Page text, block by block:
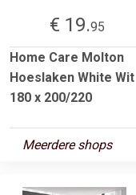
€ 19.95
Home Care Molton
Hoeslaken White Wit
180 x 200/220
Meerdere shops